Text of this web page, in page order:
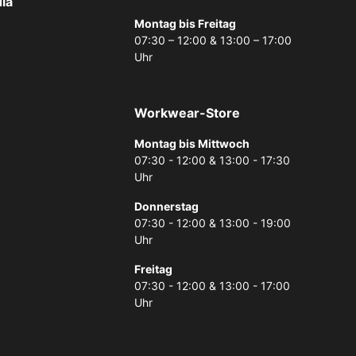
Montag bis Freitag
07:30 – 12:00 & 13:00 – 17:00
Uhr
Workwear-Store
Montag bis Mittwoch
07:30 - 12:00 & 13:00 - 17:30
Uhr
Donnerstag
07:30 - 12:00 & 13:00 - 19:00
Uhr
Freitag
07:30 - 12:00 & 13:00 - 17:00
Uhr